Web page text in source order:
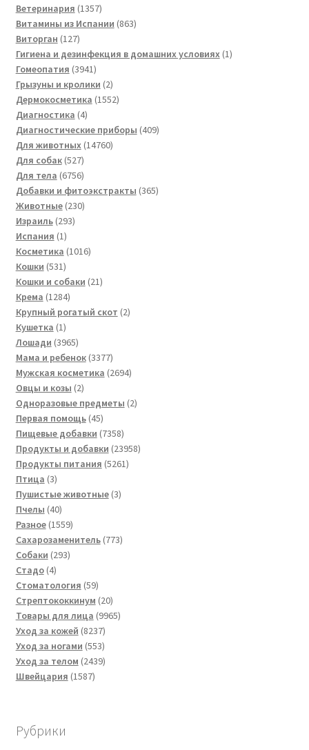
Ветеринария 13571357
товаров
Витамины из Испании 863863
Виторган 127127
товаров
Гигиена и дезинфекция в домашних условиях 11
Гомеопатия 39413941
товар
Грызуны и кролики 22
товара
Дермокосметика 15521552
Диагностика 44
товара
Диагностические приборы 409409
Для животных 1476014760
Для собак 527527
товаров
Для тела 67566756
товаров
Добавки и фитоэкстракты 365365
Животные 230230
Израиль 293293
Испания 11
товар
Косметика 10161016
Кошки 531531
товар
Кошки и собаки 2121
Крема 12841284
товара
Крупный рогатый скот 22
Кушетка 11
товар
Лошади 39653965
товаров
Мама и ребенок 33773377
товаров
Мужская косметика 26942694
Овцы и козы 22
товара
Одноразовые предметы 22
Первая помощь 4545
товаров
Пищевые добавки 73587358
товаров
Продукты и добавки 2395823958
Продукты питания 52615261
Птица 33
товара
Пушистые животные 33
Пчелы 4040
товаров
Разное 15591559
товаров
Сахарозаменитель 773773
Собаки 293293
Стадо 44
товара
Стоматология 5959
товаров
Стрептококкинум 2020
товаров
Товары для лица 99659965
Уход за кожей 82378237
товаров
Уход за ногами 553553
товара
Уход за телом 24392439
Швейцария 15871587
Рубрики